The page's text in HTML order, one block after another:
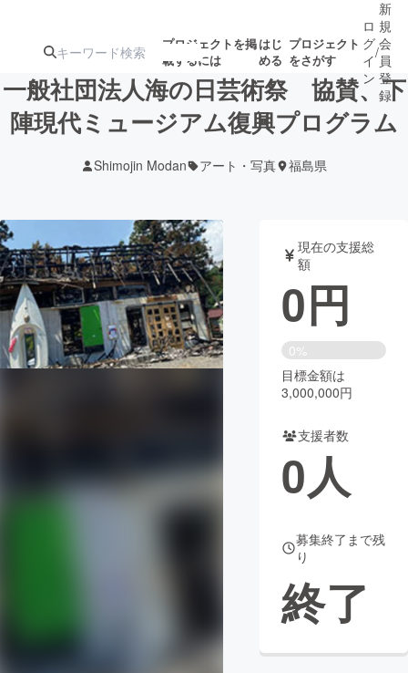
プロジェクトを掲
載するには
はじ
める
プロジェクト
をさがす
ターン
ジェクト
募集終了が近いプ
ロジェクト
されます
アート・写真 音楽
テクノロジー・ガジェット ゲーム・サ
映像・映画 書籍・雑誌
チャレンジ
CAMPFIRE for Social Good
CAMPFIRE Creation
ロ
グ
イ
ン
/
新
規
会
員
登
録
一般社団法人海の日芸術祭 協賛、下
陣現代ミュージアム復興プログラム
Shimojin Modan アート・写真 福島県
現在の支援総
額
0円
0%
目標金額は
3,000,000円
支援者数
0人
募集終了まで残
り
終了